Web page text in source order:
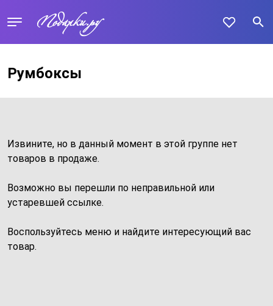
Румбоксы
Извините, но в данный момент в этой группе нет
товаров в продаже.
Возможно вы перешли по неправильной или
устаревшей ссылке.
Воспользуйтесь меню и найдите интересующий вас
товар.